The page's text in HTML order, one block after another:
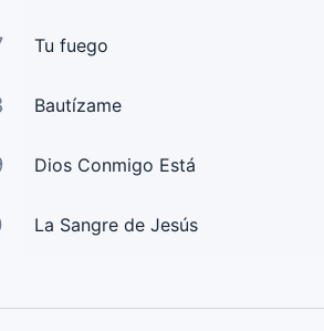
Tu fuego
Bautízame
Dios Conmigo Está
La Sangre de Jesús